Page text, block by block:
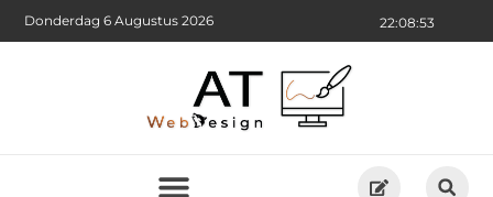
22:08:54
Donderdag 6 Augustus 2026